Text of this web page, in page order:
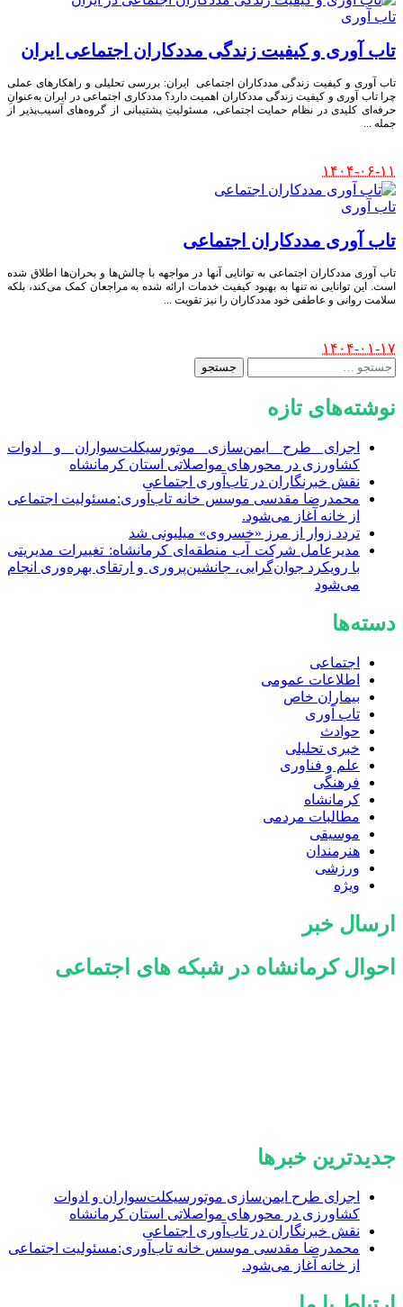
تاب آوری
تاب‌ آوری و کیفیت زندگی مددکاران اجتماعی ایران
تاب‌ آوری و کیفیت زندگی مددکاران اجتماعی ایران: بررسی تحلیلی و راهکارهای عملی
چرا تاب‌ آوری و کیفیت زندگی مددکاران اهمیت دارد؟ مددکاری اجتماعی در ایران به‌عنوانِ
حرفه‌ای کلیدی در نظام حمایت اجتماعی، مسئولیتِ پشتیبانی از گروه‌های آسیب‌پذیر از
جمله
by
۱۴۰۴-۰۶-۱۱
تاب آوری
تاب آوری مددکاران اجتماعی
تاب آوری مددکاران اجتماعی به توانایی آنها در مواجهه با چالش‌ها و بحران‌ها اطلاق شده
است. این توانایی نه تنها به بهبود کیفیت خدمات ارائه شده به مراجعان کمک می‌کند، بلکه
سلامت روانی و عاطفی خود مددکاران را نیز تقویت ...
by
۱۴۰۴-۰۱-۱۷
جستجو
برای:
نوشته‌های تازه
اجرای طرح ایمن‌سازی موتورسیکلت‌سواران و ادوات
کشاورزی در محورهای مواصلاتی استان کرمانشاه
نقش خبرنگاران در تاب‌آوری اجتماعی
محمدرضا مقدسی موسس خانه تاب‌آوری:مسئولیت اجتماعی
از خانه آغاز می‌شود.
تردد زوار از مرز «خسروی» میلیونی شد
مدیرعامل شرکت آب منطقه‌ای کرمانشاه: تغییرات مدیریتی
با رویکرد جوان‌گرایی، جانشین‌پروری و ارتقای بهره‌وری انجام
می‌شود
دسته‌ها
اجتماعی
اطلاعات عمومی
بیماران خاص
تاب آوری
حوادث
خبری تحلیلی
علم و فناوری
فرهنگی
کرمانشاه
مطالبات مردمی
موسیقی
هنرمندان
ورزشی
ویژه
ارسال خبر
احوال کرمانشاه در شبکه های اجتماعی
جدیدترین خبرها
اجرای طرح ایمن‌سازی موتورسیکلت‌سواران و ادوات
کشاورزی در محورهای مواصلاتی استان کرمانشاه
نقش خبرنگاران در تاب‌آوری اجتماعی
محمدرضا مقدسی موسس خانه تاب‌آوری:مسئولیت اجتماعی
از خانه آغاز می‌شود.